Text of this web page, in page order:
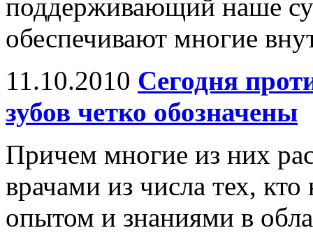
поддер­живающий наше
обеспечивают многие
11.10.2010 Сегодня
зубов четко обозначены
Причем многие из них
врачами из числа тех,
опытом и знаниями в